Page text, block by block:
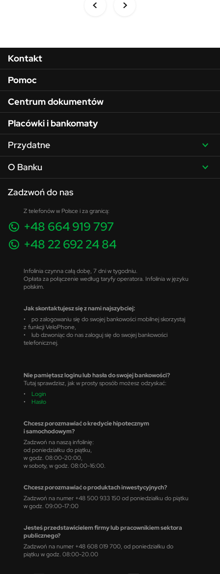
Menu w stopce
Kontakt
Pomoc
Centrum dokumentów
Placówki i bankomaty
Przydatne
O Banku
Zadzwoń do nas
Z telefonów w Polsce i za granicą:
+48 664 919 797
+48 22 692 24 84
Infolinia czynna całą dobę, 7 dni w tygodniu.
Opłata za połączenie według taryfy operatora. Infolinia w języku
polskim.
Jak skontaktujesz się z nami najszybciej:
• po zalogowaniu się do swojej bankowości mobilnej skorzystaj
z funkcji VeloPhone,
• lub dzwoniąc do nas zaloguj się do swojej bankowości
telefonicznej.
Nie pamiętasz loginu lub hasła do swojej bankowości?
Tutaj sprawdzisz, jak w prosty sposób możesz odzyskać:
• Login
• Hasło
Chcesz porozmawiać o kredycie hipotecznym
i samochodowym?
Zadzwoń na naszą infolinię:
od poniedziałku do piątku,
w godz. 08:00-20:00,
w soboty, w godz. 08:00-16:00.
Chcesz porozmawiać o produktach inwestycyjnych?
Zadzwoń na numer +48 500 933 150 od poniedziałku do piątku
w godz. 09:00-17:00
Jesteś przedstawicielem firmy lub pracownikiem sektora
publicznego?
Zadzwoń na numer +48 608 019 700, od poniedziałku do
piątku w godz. 08:00-20.00